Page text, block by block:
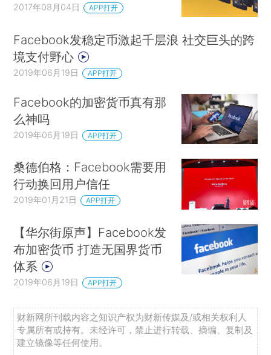
2017年08月04日 APP打开
Facebook发稳定币激起千层浪 社交巨头的跨
境支付野心
2019年06月19日 APP打开
Facebook的加密货币真有那
么神吗
2019年06月19日 APP打开
桑德伯格：Facebook需要用
行动换回用户信任
2019年01月21日 APP打开
【华尔街原声】Facebook发
布加密货币 打造无国界货币
体系
2019年06月19日 APP打开
财新网所刊载内容之知识产权为财新传媒及/或相关权利人
专属所有或持有。未经许可，禁止进行转载、摘编、复制及
建立镜像等任何使用。